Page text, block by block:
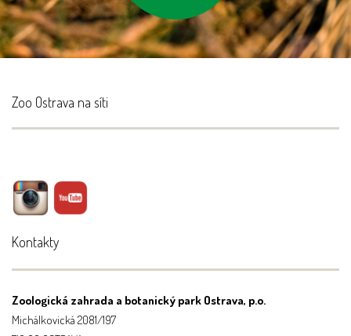
Zoo Ostrava na síti
Kontakty
Zoologická zahrada a botanický park Ostrava, p.o.
Michálkovická 2081/197